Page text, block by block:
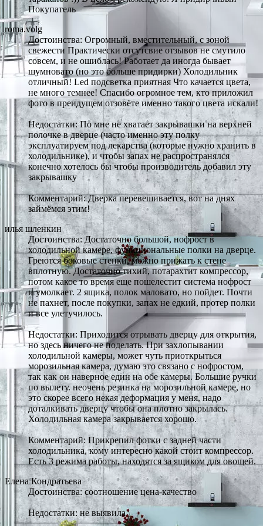
Покупатель
roma.volg
Достоинства: Огромный, вместительный, с зоной
свежести Практически отсутсвие отзывов не смутило
совсем, и не ошиблась! Работает да иногда бывает
шумновато (но это больше придирки) Холодильник
отличный! Led подсветка приятная Что качается цвета,
не много темнее! Спасибо огромное тем, кто приложил
фото в преидущем отзовёте именно такого цвета искали!
Недостатки: По мне не хватает закрывашки на верхней
полочке в дверце (часто именно эту полку
эксплуатируем под лекарства (которые нужно хранить в
холодильнике), и чтобы запах не распространялся
конечно хотелось бы чтобы производитель добавил эту
закрывашку
Комментарий: Дверка перевешивается, вот на днях
займёмся этим!
илья шленкин
Достоинства: Достаточно большой, нофрост в
холодильной камере, функциональные полки на дверце.
Греются боковые стенки, можно прижать к стене
вплотную. Достаточно тихий, потарахтит компрессор,
потом какое то время еще пошелестит система нофрост
и умолкает. 2 ящика, полок маловато, но пойдет. Почти
не пахнет, после покупки, запах не едкий, протер полки
и все улетучилось.
Недостатки: Приходится отрывать дверцу для открытия,
но здесь ничего не поделать. При захлопывании
холодильной камеры, может чуть приоткрыться
морозильная камера, думаю это связано с нофростом,
так как он наверное един на обе камеры. Большие ручки
по вылету. неочень резинка на морозильной камере, но
это скорее всего некая деформация у меня, надо
доталкивать дверцу чтобы она плотно закрылась.
Холодильная камера закрывается хорошо.
Комментарий: Прикрепил фотки с задней части
холодильника, кому интересно какой стоит компрессор.
Есть 3 режима работы, находятся за ящиком для овощей.
Елена Кондратьева
Достоинства: соотношение цена-качество
Недостатки: не выявила